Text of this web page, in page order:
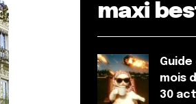
maxi
Guide
mois
30